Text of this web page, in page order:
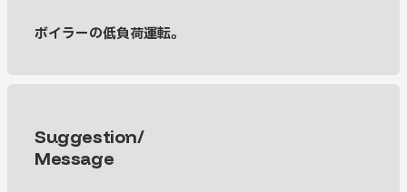
ボイラーの低負荷運転。
Suggestion/
Message